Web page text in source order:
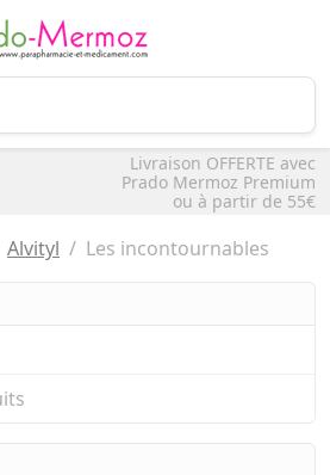
Livraison OFFERTE avec
Prado Mermoz Premium
ou à partir de 55€
Alvityl Les incontournables